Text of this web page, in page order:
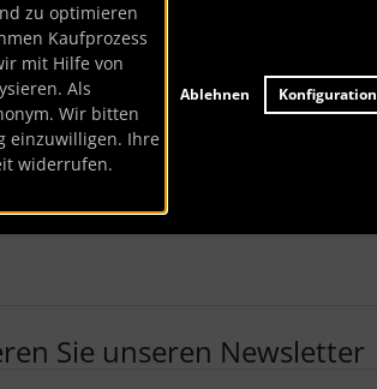
Sie unseren Newsletter
zu optimieren
Kaufprozess
mit Hilfe von
Als
Wir bitten
einzuwilligen. Ihre
widerrufen.
Ablehnen Konfiguration